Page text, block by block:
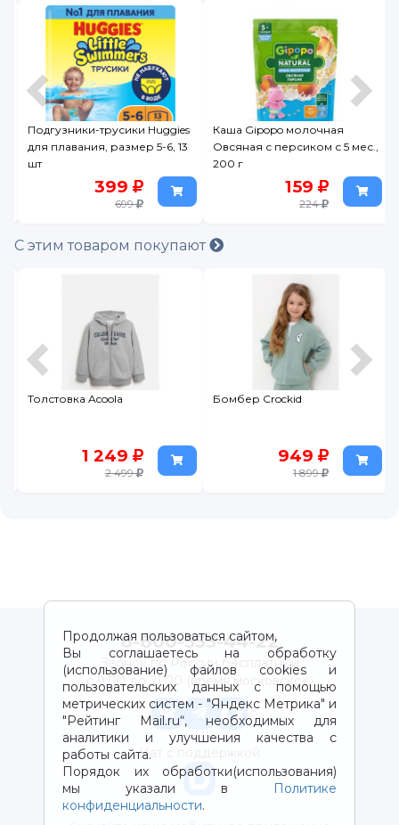
Подгузники-трусики Huggies
для плавания, размер 5-6, 13
шт
399
699
Каша Gipopo молочная
Овсяная с персиком с 5 мес.,
200 г
159
224
С этим товаром покупают
Толстовка Acoola
1 249
2 499
Бомбер Crockid
949
1 899
Продолжая пользоваться сайтом,
Вы соглашаетесь на обработку
(использование) файлов cookies и
пользовательских данных с помощью
метрических систем - "Яндекс Метрика" и
"Рейтинг Mail.ru“, необходимых для
аналитики и улучшения качества с
работы сайта.
Порядок их обработки(использования)
мы указали в
Политике
конфиденциальности.
8-800-333-44-22
Звонок по России бесплатный
с 9:00 до 21:00 (время московское)
Чат с поддержкой